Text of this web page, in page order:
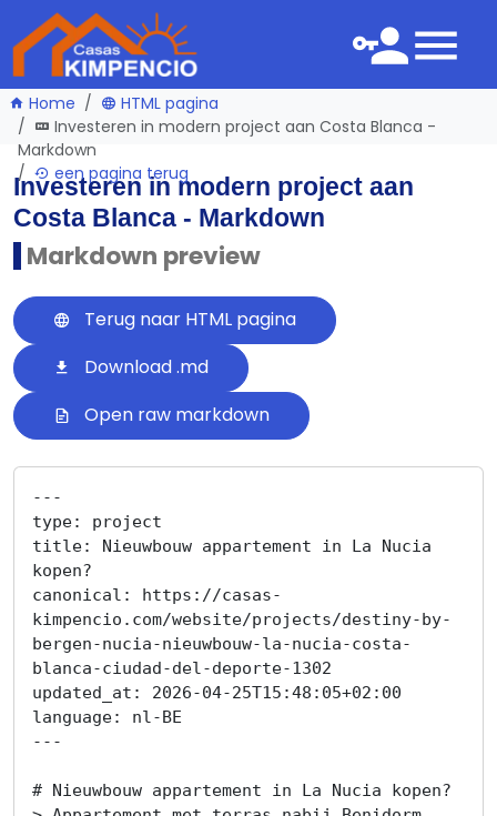
Home
HTML pagina
Investeren in modern project aan Costa Blanca -
Markdown
een pagina terug
Investeren in modern project aan
Costa Blanca - Markdown
Markdown preview
Terug naar HTML pagina
Download .md
Open raw markdown
---
type: project
title: Nieuwbouw appartement in La Nucia
kopen?
canonical: https://casas-
kimpencio.com/website/projects/destiny-by-
bergen-nucia-nieuwbouw-la-nucia-costa-
blanca-ciudad-del-deporte-1302
updated_at: 2026-04-25T15:48:05+02:00
language: nl-BE
---
# Nieuwbouw appartement in La Nucia kopen?